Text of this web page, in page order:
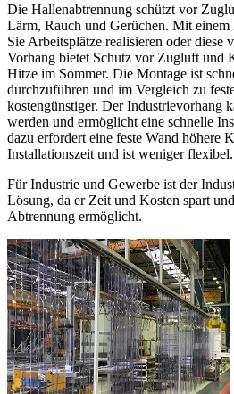
Die Hallenabtrennung schützt vor
Lärm, Rauch und Gerüchen. Mit
Sie Arbeitsplätze realisieren oder diese
Vorhang bietet Schutz vor Zugluft und
Hitze im Sommer. Die Montage ist
durchzuführen und im Vergleich zu
kostengünstiger. Der Industrievorhang
werden und ermöglicht eine schnelle
dazu erfordert eine feste Wand höhere
Installationszeit und ist weniger flexibel.
Für Industrie und Gewerbe ist der
Lösung, da er Zeit und Kosten spart
Abtrennung ermöglicht.